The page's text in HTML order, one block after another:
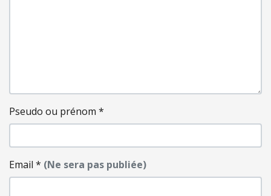
Pseudo ou prénom *
Email * (Ne sera pas publiée)